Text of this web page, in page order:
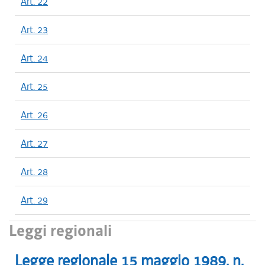
Art. 23
Art. 24
Art. 25
Art. 26
Art. 27
Art. 28
Art. 29
Leggi regionali
Legge regionale 15 maggio 1989, n.